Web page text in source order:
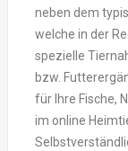
neben dem
welche in der
spezielle
bzw.
für Ihre Fische,
im online